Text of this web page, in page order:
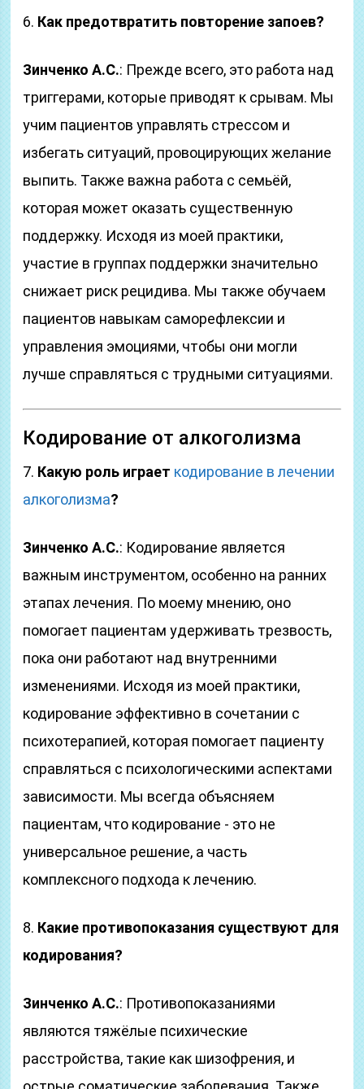
6. Как предотвратить повторение запоев?
Зинченко А.С.: Прежде всего, это работа над
триггерами, которые приводят к срывам. Мы
учим пациентов управлять стрессом и
избегать ситуаций, провоцирующих желание
выпить. Также важна работа с семьёй,
которая может оказать существенную
поддержку. Исходя из моей практики,
участие в группах поддержки значительно
снижает риск рецидива. Мы также обучаем
пациентов навыкам саморефлексии и
управления эмоциями, чтобы они могли
лучше справляться с трудными ситуациями.
Кодирование от алкоголизма
7. Какую роль играет кодирование в лечении
алкоголизма?
Зинченко А.С.: Кодирование является
важным инструментом, особенно на ранних
этапах лечения. По моему мнению, оно
помогает пациентам удерживать трезвость,
пока они работают над внутренними
изменениями. Исходя из моей практики,
кодирование эффективно в сочетании с
психотерапией, которая помогает пациенту
справляться с психологическими аспектами
зависимости. Мы всегда объясняем
пациентам, что кодирование - это не
универсальное решение, а часть
комплексного подхода к лечению.
8. Какие противопоказания существуют для
кодирования?
Зинченко А.С.: Противопоказаниями
являются тяжёлые психические
расстройства, такие как шизофрения, и